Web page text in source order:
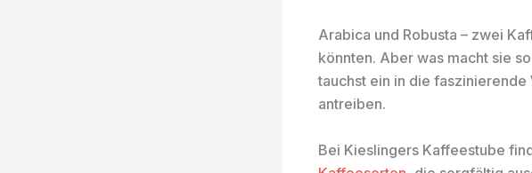
Arabica und Robusta – zwei
könnten. Aber was macht sie
tauchst ein in die
antreiben.
Bei Kieslingers Kaffeestube